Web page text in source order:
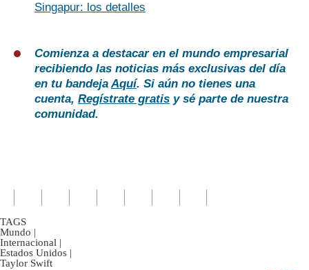
Singapur: los detalles
Comienza a destacar en el mundo empresarial
recibiendo las noticias más exclusivas del día
en tu bandejaAquí. Si aún no tienes una
cuenta, Regístrate gratis y sé parte de nuestra
comunidad.
TAGS
Mundo |
Internacional |
Estados Unidos |
Taylor Swift